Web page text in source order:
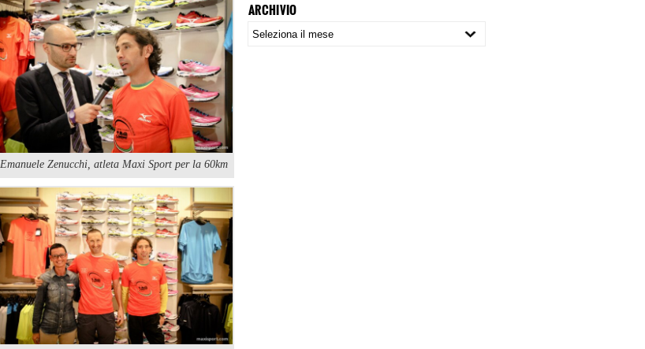
Emanuele Zenucchi, atleta Maxi Sport per la 60km
ARCHIVIO